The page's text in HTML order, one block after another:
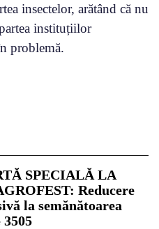
insectelor, arătând că nu
instituțiilor
problemă.
SPECIALĂ LA
Reducere
la semănătoarea